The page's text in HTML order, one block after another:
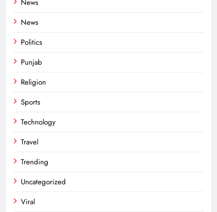
News
News
Politics
Punjab
Religion
Sports
Technology
Travel
Trending
Uncategorized
Viral